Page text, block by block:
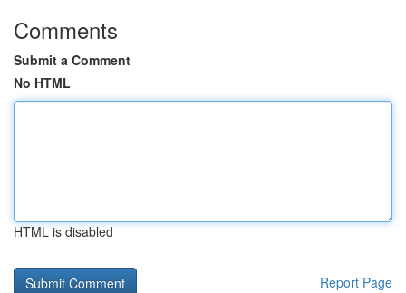
Comments
Submit a Comment
No HTML
HTML is disabled
Report Page